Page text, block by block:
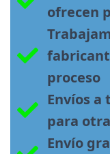
ofrecen
proceso
Envíos a
para
Envío